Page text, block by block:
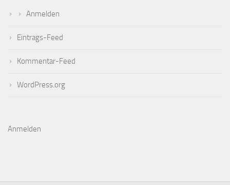
Anmelden
Eintrags-Feed
Kommentar-Feed
WordPress.org
Anmelden